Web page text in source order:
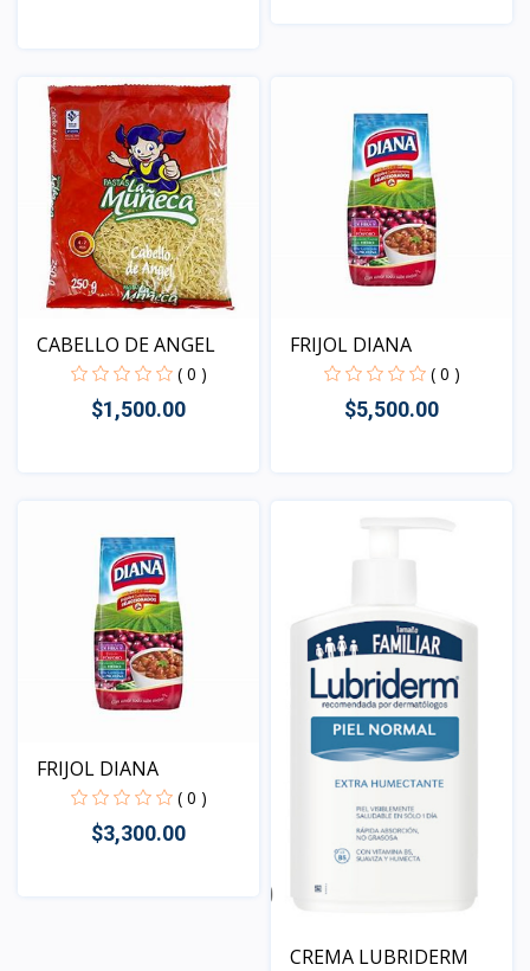
CABELLO DE ANGEL
( 0 )
$1,500.00
FRIJOL DIANA
( 0 )
$5,500.00
FRIJOL DIANA
( 0 )
$3,300.00
CREMA LUBRIDERM